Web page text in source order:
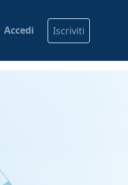
Accedi Iscriviti